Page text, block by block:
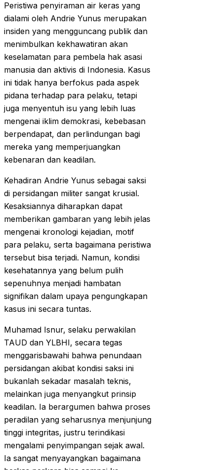
Peristiwa penyiraman air keras yang
dialami oleh Andrie Yunus merupakan
insiden yang mengguncang publik dan
menimbulkan kekhawatiran akan
keselamatan para pembela hak asasi
manusia dan aktivis di Indonesia. Kasus
ini tidak hanya berfokus pada aspek
pidana terhadap para pelaku, tetapi
juga menyentuh isu yang lebih luas
mengenai iklim demokrasi, kebebasan
berpendapat, dan perlindungan bagi
mereka yang memperjuangkan
kebenaran dan keadilan.
Kehadiran Andrie Yunus sebagai saksi
di persidangan militer sangat krusial.
Kesaksiannya diharapkan dapat
memberikan gambaran yang lebih jelas
mengenai kronologi kejadian, motif
para pelaku, serta bagaimana peristiwa
tersebut bisa terjadi. Namun, kondisi
kesehatannya yang belum pulih
sepenuhnya menjadi hambatan
signifikan dalam upaya pengungkapan
kasus ini secara tuntas.
Muhamad Isnur, selaku perwakilan
TAUD dan YLBHI, secara tegas
menggarisbawahi bahwa penundaan
persidangan akibat kondisi saksi ini
bukanlah sekadar masalah teknis,
melainkan juga menyangkut prinsip
keadilan. Ia berargumen bahwa proses
peradilan yang seharusnya menjunjung
tinggi integritas, justru terindikasi
mengalami penyimpangan sejak awal.
Ia sangat menyayangkan bagaimana